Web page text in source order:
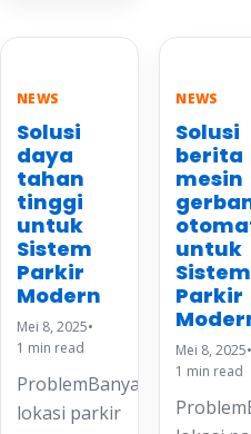
NEWS
Solusi
daya
tahan
tinggi
untuk
Sistem
Parkir
Modern
Mei 8, 2025•
1 min read
ProblemBanyak
lokasi parkir
NEWS
Solusi
berita
mesin
untuk
Sistem
Parkir
Mei 8, 2025•
1 min read